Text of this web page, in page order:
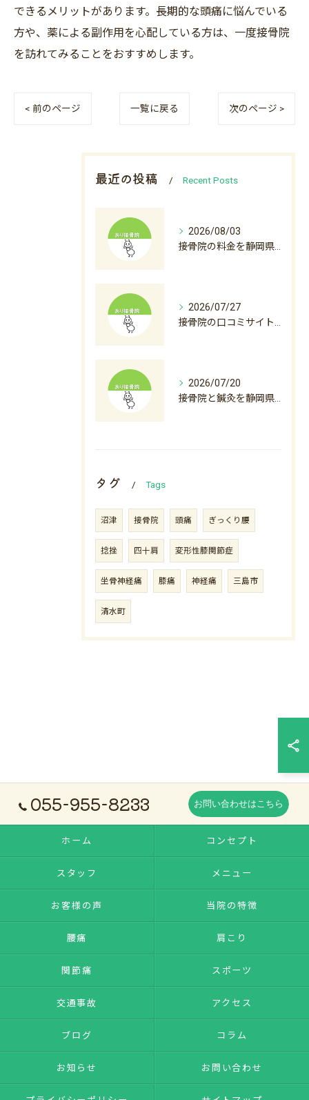
できるメリットがあります。長期的な頭痛に悩んでいる
方や、薬による副作用を心配している方は、一度接骨院
を訪れてみることをおすすめします。
< 前のページ 一覧に戻る 次のページ >
最近の投稿 Recent Posts
2026/08/03
2026/07/27
2026/07/20
タグ Tags
沼津 接骨院 頭痛 ぎっくり腰
捻挫 四十肩 変形性膝関節症
坐骨神経痛 膝痛 神経痛 三島市
清水町
055-955-8233 お問い合わせはこちら
ホーム コンセプト
スタッフ メニュー
お客様の声 当院の特徴
腰痛 肩こり
関節痛 スポーツ
交通事故 アクセス
ブログ コラム
お知らせ お問い合わせ